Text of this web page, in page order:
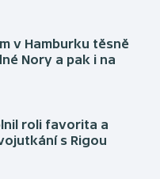
v Hamburku těsně
Nory a pak i na
roli favorita a
s Rigou